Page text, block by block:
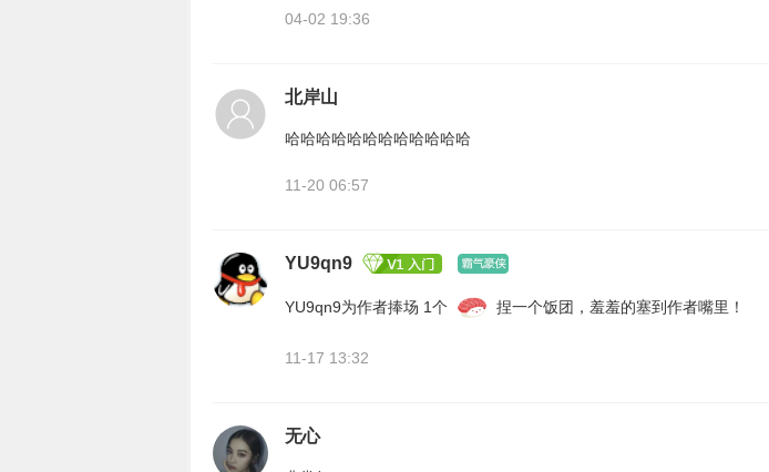
04-02 19:36
北岸山
哈哈哈哈哈哈哈哈哈哈哈哈
11-20 06:57
YU9qn9
YU9qn9为作者捧场 1个 捏一个饭团，羞羞的塞到作者嘴里！
11-17 13:32
无心